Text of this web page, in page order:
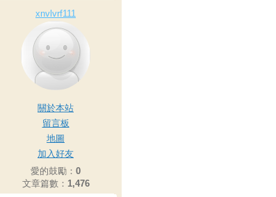
xnvlvrf111
關於本站
留言板
地圖
加入好友
愛的鼓勵： 0
文章篇數： 1,476